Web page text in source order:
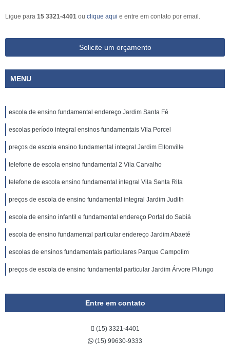
Ligue para 15 3321-4401 ou clique aqui e entre em contato por email.
Solicite um orçamento
MENU
escola de ensino fundamental endereço Jardim Santa Fé
escolas período integral ensinos fundamentais Vila Porcel
preços de escola ensino fundamental integral Jardim Eltonville
telefone de escola ensino fundamental 2 Vila Carvalho
telefone de escola ensino fundamental integral Vila Santa Rita
preços de escola de ensino fundamental integral Jardim Judith
escola de ensino infantil e fundamental endereço Portal do Sabiá
escola de ensino fundamental particular endereço Jardim Abaeté
escolas de ensinos fundamentais particulares Parque Campolim
preços de escola de ensino fundamental particular Jardim Árvore Pilungo
Entre em contato
(15) 3321-4401
(15) 99630-9333